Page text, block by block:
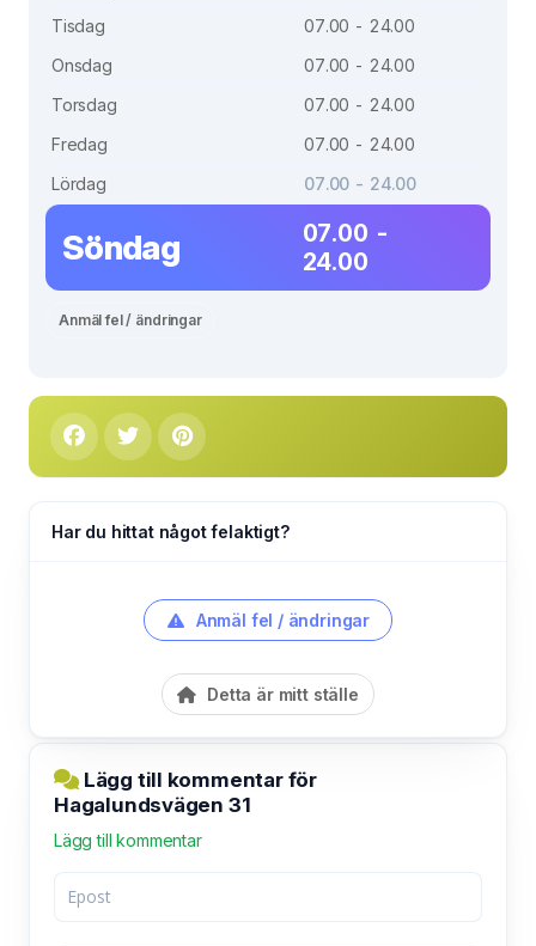
Tisdag
07.00 - 24.00
Onsdag
07.00 - 24.00
Torsdag
07.00 - 24.00
Fredag
07.00 - 24.00
Lördag
07.00 - 24.00
Söndag
07.00 -
24.00
Anmäl fel / ändringar
Har du hittat något felaktigt?
Anmäl fel / ändringar
Detta är mitt ställe
Lägg till kommentar för
Hagalundsvägen 31
Lägg till kommentar